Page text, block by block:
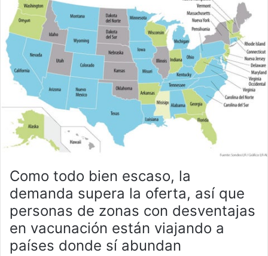
Como todo bien escaso, la
demanda supera la oferta, así que
personas de zonas con desventajas
en vacunación están viajando a
países donde sí abundan